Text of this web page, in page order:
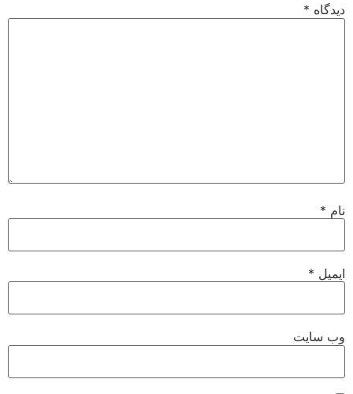
دیدگاه *
نام *
ایمیل *
وب‌ سایت